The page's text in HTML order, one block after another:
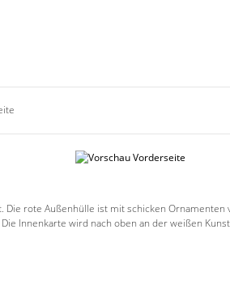
rote Außenhülle ist mit schicken
Innenkarte wird nach oben an der weißen